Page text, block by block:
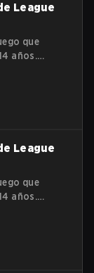
League
que
años.
de
largo de
League
que
años.
de
largo de